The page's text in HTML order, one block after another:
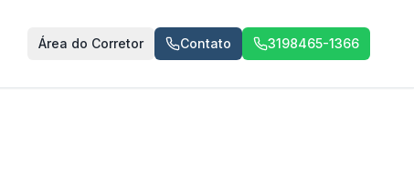
Área do Corretor Contato 3198465-1366